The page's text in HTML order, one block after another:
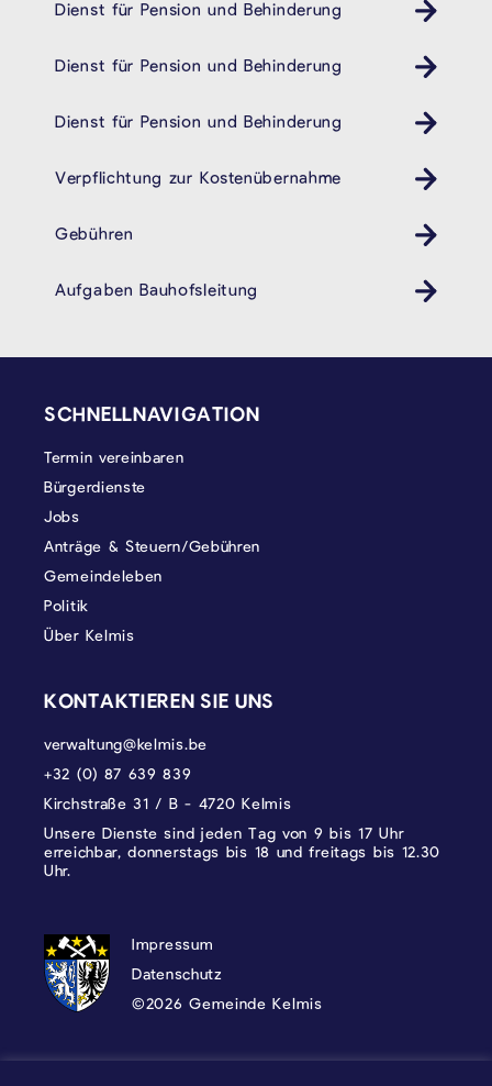
Dienst für Pension und Behinderung
Behindertendienst Pension- und Behindertendienst
Dienst für Pension und Behinderung
Behindertendienst Pension- und Behindertendienst
Dienst für Pension und Behinderung
Behindertendienst Pension- und Behindertendienst
Verpflichtung zur Kostenübernahme
Gebühren
Aufgaben Bauhofsleitung
SCHNELLNAVIGATION
Termin vereinbaren
Bürgerdienste
Jobs
Anträge & Steuern/Gebühren
Gemeindeleben
Politik
Über Kelmis
KONTAKTIEREN SIE UNS
verwaltung@kelmis.be
+32 (0) 87 639 839
Kirchstraße 31 / B - 4720 Kelmis
Unsere Dienste sind jeden Tag von 9 bis 17 Uhr
erreichbar, donnerstags bis 18 und freitags bis 12.30
Uhr.
DATENSCHUTZ, IMPRESSUM UND
Impressum
Datenschutz
©2026 Gemeinde Kelmis